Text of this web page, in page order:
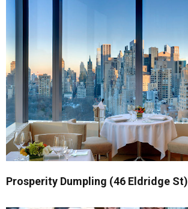
Prosperity Dumpling (46 Eldridge St)